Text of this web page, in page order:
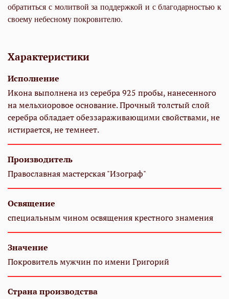
обратиться с молитвой за поддержкой и с благодарностью к
своему небесному покровителю.
Характеристики
Исполнение
Икона выполнена из серебра 925 пробы, нанесенного
на мельхиоровое основание. Прочный толстый слой
серебра обладает обеззараживающими свойствами, не
истирается, не темнеет.
Производитель
Православная мастерская "Изограф"
Освящение
специальным чином освящения крестного знамения
Значение
Покровитель мужчин по имени Григорий
Страна производства